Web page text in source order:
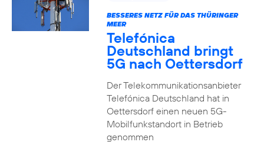
BESSERES NETZ FÜR DAS THÜRINGER
MEER
Telefónica
Deutschland bringt
5G nach Oettersdorf
Der Telekommunikationsanbieter
Telefónica Deutschland hat in
Oettersdorf einen neuen 5G-
Mobilfunkstandort in Betrieb
genommen